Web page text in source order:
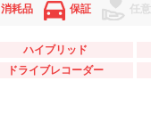
消耗品 保証 任
ハイブリッド
ドライブレコーダー